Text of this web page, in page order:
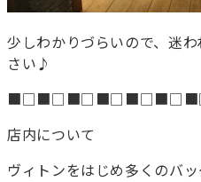
少しわかりづらいので、迷
さい♪
店内について
ヴィトンをはじめ多くのバッ